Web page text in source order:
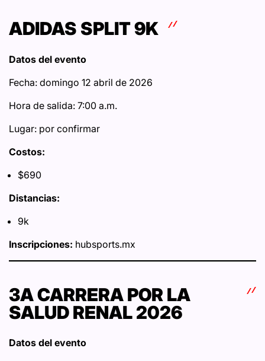
ADIDAS SPLIT 9K
Datos del evento
Fecha: domingo 12 abril de 2026
Hora de salida: 7:00 a.m.
Lugar: por confirmar
Costos:
$690
Distancias:
9k
Inscripciones: hubsports.mx
3A CARRERA POR LA
SALUD RENAL 2026
Datos del evento